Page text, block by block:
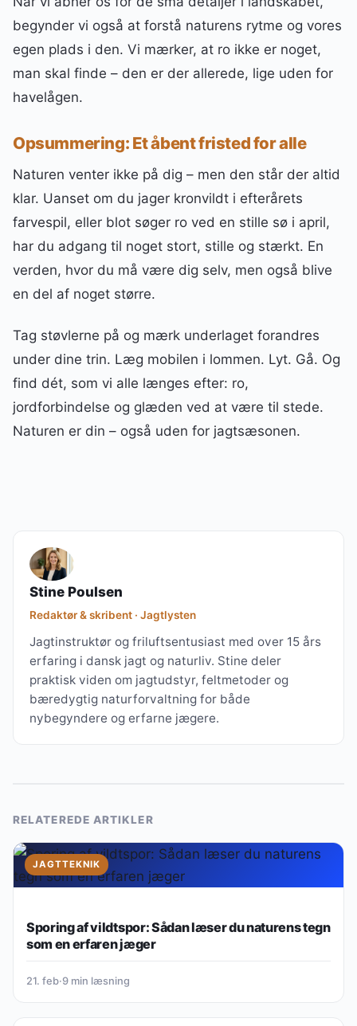
begynder vi også at forstå naturens rytme og vores
egen plads i den. Vi mærker, at ro ikke er noget,
man skal finde – den er der allerede, lige uden for
havelågen.
Opsummering: Et åbent fristed for alle
Naturen venter ikke på dig – men den står der altid
klar. Uanset om du jager kronvildt i efterårets
farvespil, eller blot søger ro ved en stille sø i april,
har du adgang til noget stort, stille og stærkt. En
verden, hvor du må være dig selv, men også blive
en del af noget større.
Tag støvlerne på og mærk underlaget forandres
under dine trin. Læg mobilen i lommen. Lyt. Gå. Og
find dét, som vi alle længes efter: ro,
jordforbindelse og glæden ved at være til stede.
Naturen er din – også uden for jagtsæsonen.
Stine Poulsen
Redaktør & skribent · Jagtlysten
Jagtinstruktør og friluftsentusiast med over 15 års
erfaring i dansk jagt og naturliv. Stine deler
praktisk viden om jagtudstyr, feltmetoder og
bæredygtig naturforvaltning for både
nybegyndere og erfarne jægere.
RELATEREDE ARTIKLER
JAGTTEKNIK
Sporing af vildtspor: Sådan læser du naturens tegn
som en erfaren jæger
21. feb·9 min læsning